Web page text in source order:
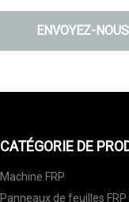
ENVOYEZ-NOUS
CATÉGORIE DE
Machine FRP
Panneaux de feuilles FRP